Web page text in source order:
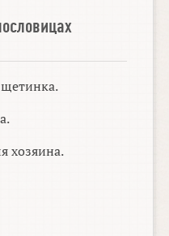
хозяина.